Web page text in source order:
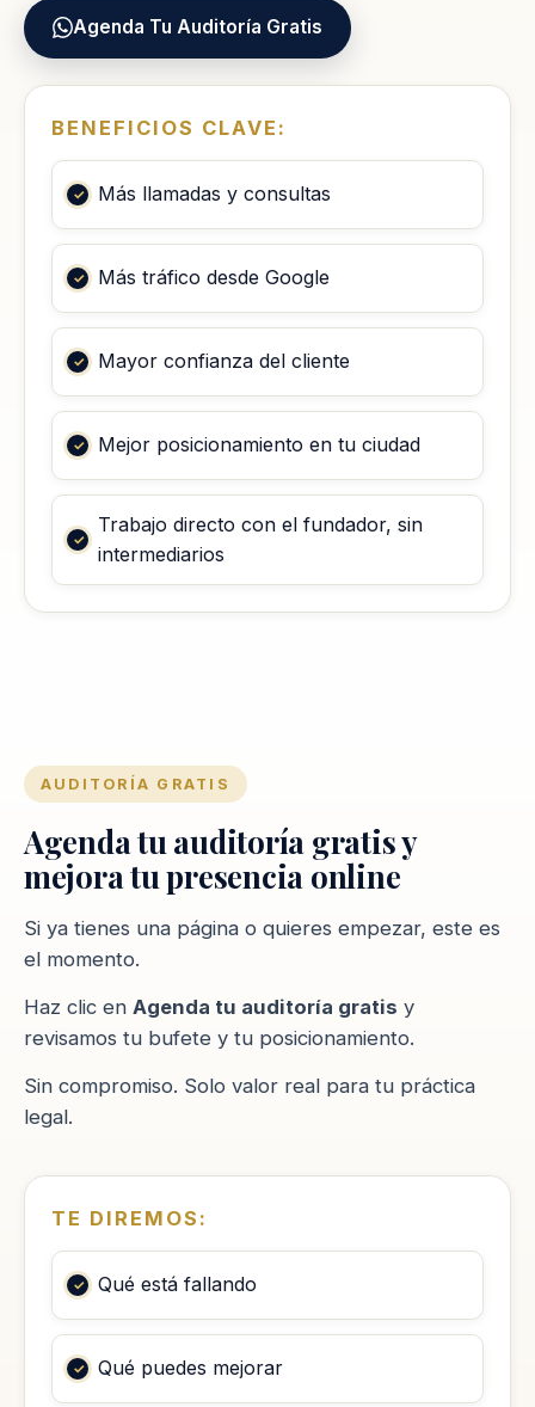
Agenda Tu Auditoría Gratis
BENEFICIOS CLAVE:
Más llamadas y consultas
Más tráfico desde Google
Mayor confianza del cliente
Mejor posicionamiento en tu ciudad
Trabajo directo con el fundador, sin
intermediarios
TE DIREMOS:
Qué está fallando
Qué puedes mejorar
AUDITORÍA GRATIS
Agenda tu auditoría gratis y
mejora tu presencia online
Si ya tienes una página o quieres empezar, este es
el momento.
Haz clic en Agenda tu auditoría gratis y
revisamos tu bufete y tu posicionamiento.
Sin compromiso. Solo valor real para tu práctica
legal.